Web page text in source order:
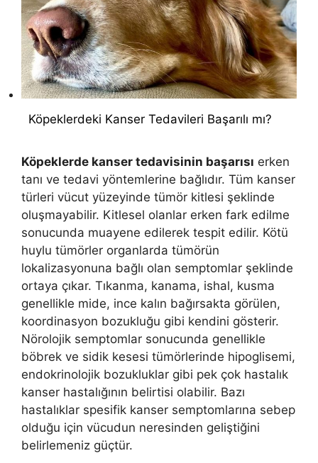
Köpeklerdeki Kanser Tedavileri Başarılı mı?
Köpeklerde kanser tedavisinin başarısı erken
tanı ve tedavi yöntemlerine bağlıdır. Tüm kanser
türleri vücut yüzeyinde tümör kitlesi şeklinde
oluşmayabilir. Kitlesel olanlar erken fark edilme
sonucunda muayene edilerek tespit edilir. Kötü
huylu tümörler organlarda tümörün
lokalizasyonuna bağlı olan semptomlar şeklinde
ortaya çıkar. Tıkanma, kanama, ishal, kusma
genellikle mide, ince kalın bağırsakta görülen,
koordinasyon bozukluğu gibi kendini gösterir.
Nörolojik semptomlar sonucunda genellikle
böbrek ve sidik kesesi tümörlerinde hipoglisemi,
endokrinolojik bozukluklar gibi pek çok hastalık
kanser hastalığının belirtisi olabilir. Bazı
hastalıklar spesifik kanser semptomlarına sebep
olduğu için vücudun neresinden geliştiğini
belirlemeniz güçtür.